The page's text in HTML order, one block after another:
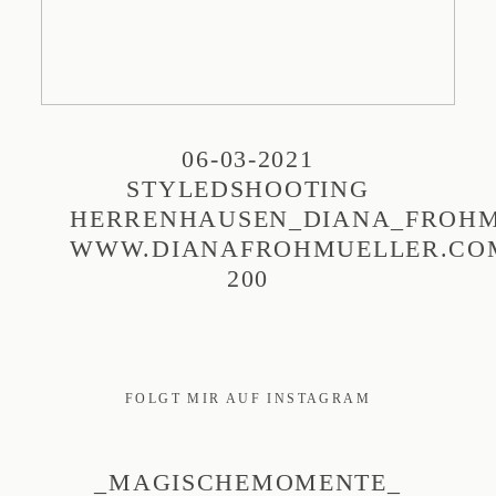
06-03-2021
STYLEDSHOOTING
200
FOLGT MIR AUF INSTAGRAM
_MAGISCHEMOMENTE_